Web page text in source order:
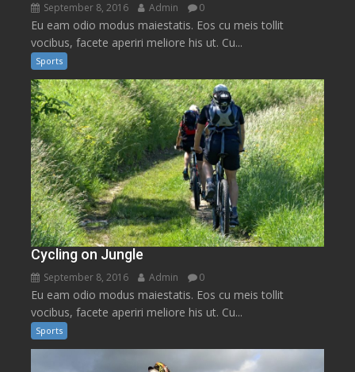
September 8, 2016 Admin 0
Eu eam odio modus maiestatis. Eos cu meis tollit
vocibus, facete aperiri meliore his ut. Cu...
Sports
Cycling on Jungle
September 8, 2016 Admin 0
Eu eam odio modus maiestatis. Eos cu meis tollit
vocibus, facete aperiri meliore his ut. Cu...
Sports